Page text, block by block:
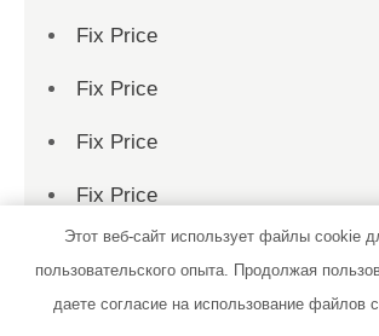
Fix Price
Fix Price
Fix Price
Fix Price
Fix Price
Fix Price
Этот веб-сайт использует файлы cookie
пользовательского опыта. Продолжая
даете согласие на использование файлов